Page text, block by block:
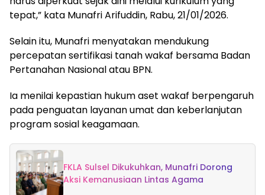
tepat,” kata Munafri Arifuddin, Rabu, 21/01/2026.
Selain itu, Munafri menyatakan mendukung
percepatan sertifikasi tanah wakaf bersama Badan
Pertanahan Nasional atau BPN.
Ia menilai kepastian hukum aset wakaf berpengaruh
pada penguatan layanan umat dan keberlanjutan
program sosial keagamaan.
FKLA Sulsel Dikukuhkan, Munafri Dorong
Aksi Kemanusiaan Lintas Agama